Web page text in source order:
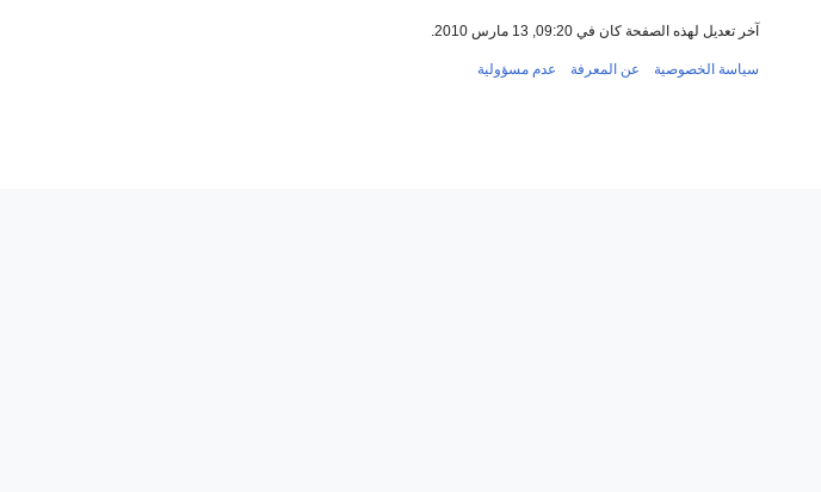
آخر تعديل لهذه الصفحة كان في 09:20, 13 مارس 2010.
سياسة الخصوصية عن المعرفة عدم مسؤولية